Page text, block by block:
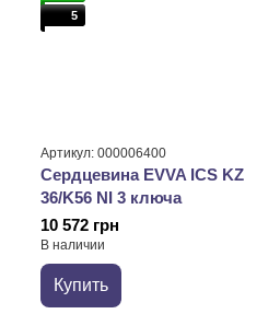
5
Артикул: 000006400
Сердцевина EVVA ICS KZ
36/K56 NI 3 ключа
10 572 грн
В наличии
Купить